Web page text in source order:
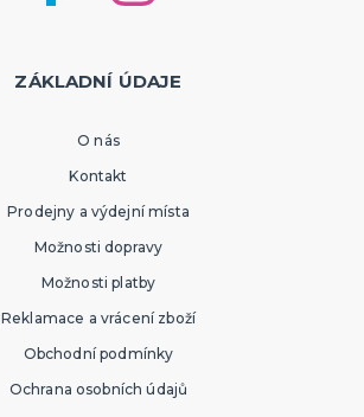
ZÁKLADNÍ ÚDAJE
O nás
Kontakt
Prodejny a výdejní místa
Možnosti dopravy
Možnosti platby
Reklamace a vrácení zboží
Obchodní podmínky
Ochrana osobních údajů